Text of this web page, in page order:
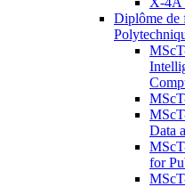
Diplôme de
Data
for